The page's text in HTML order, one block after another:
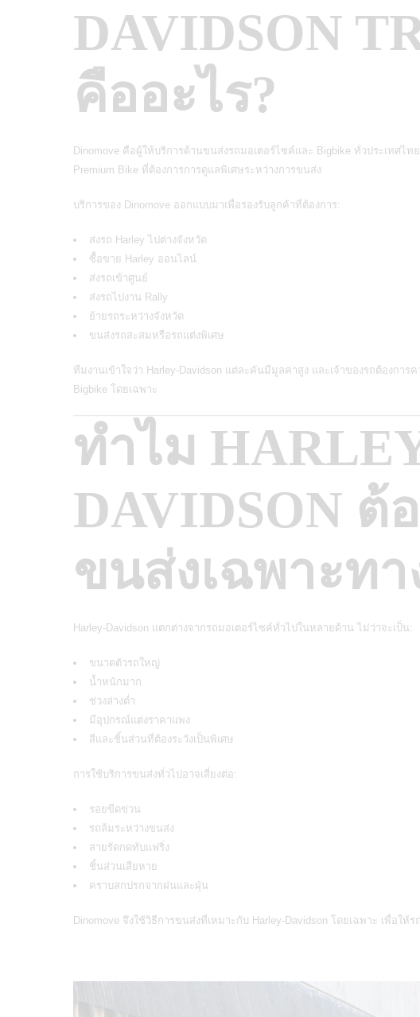
DAVIDSON
คืออะไร?
Dinomove คือผู้ให้บริการด้านขนส่งรถมอเตอร์ไซค์และ Bigbike ทั่วประเทศไทย
Premium Bike ที่ต้องการการดูแลพิเศษระหว่างการขนส่ง
บริการของ Dinomove ออกแบบมาเพื่อรองรับลูกค้าที่ต้องการ:
ส่งรถ Harley ไปต่างจังหวัด
ซื้อขาย Harley ออนไลน์
ส่งรถเข้าศูนย์
ส่งรถไปงาน Rally
ย้ายรถระหว่างจังหวัด
ขนส่งรถสะสมหรือรถแต่งพิเศษ
ทีมงานเข้าใจว่า Harley-Davidson แต่ละคันมีมูลค่าสูง และเจ้าของรถต้องกา
Bigbike โดยเฉพาะ
ทำไม
DAVIDSON ต้
ขนส่งเฉพาะทา
Harley-Davidson แตกต่างจากรถมอเตอร์ไซค์ทั่วไปในหลายด้าน ไม่ว่าจะเป็น:
ขนาดตัวรถใหญ่
น้ำหนักมาก
ช่วงล่างต่ำ
มีอุปกรณ์แต่งราคาแพง
สีและชิ้นส่วนที่ต้องระวังเป็นพิเศษ
การใช้บริการขนส่งทั่วไปอาจเสี่ยงต่อ:
รอยขีดข่วน
รถล้มระหว่างขนส่ง
สายรัดกดทับแฟริ่ง
ชิ้นส่วนเสียหาย
คราบสกปรกจากฝนและฝุ่น
Dinomove จึงใช้วิธีการขนส่งที่เหมาะกับ Harley-Davidson โดยเฉพาะ เพื่อให้